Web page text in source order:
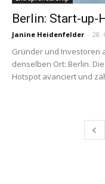
Berlin: Start-up-
Janine Heidenfelder - 28.
Gründer und Investoren
denselben Ort: Berlin.
Hotspot avanciert und